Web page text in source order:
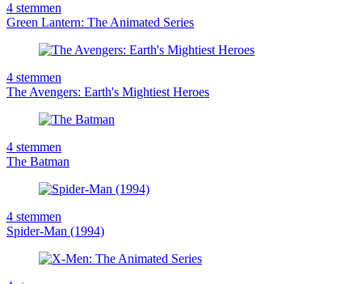
4 stemmen
Green Lantern: The Animated Series
4 stemmen
The Avengers: Earth's Mightiest Heroes
4 stemmen
The Batman
4 stemmen
Spider-Man (1994)